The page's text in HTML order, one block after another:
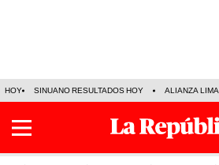
HOY SINUANO RESULTADOS HOY ALIANZA